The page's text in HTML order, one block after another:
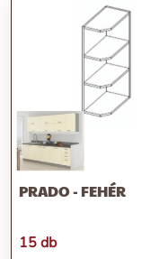
PRADO - FEHÉR
15 db